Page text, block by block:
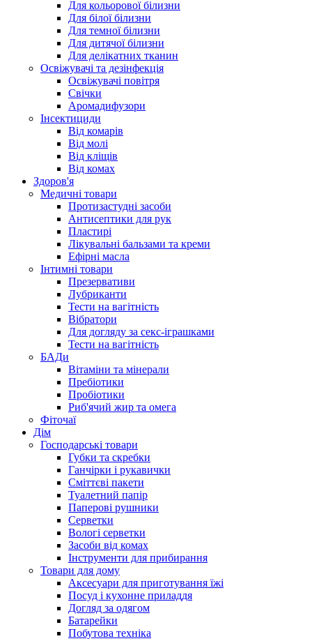
Для кольорової білизни
Для білої білизни
Для темної білизни
Для дитячої білизни
Для делікатних тканин
Освіжувачі та дезінфекція
Освіжувачі повітря
Свічки
Аромадифузори
Інсектициди
Від комарів
Від молі
Від кліщів
Від комах
Здоров'я
Медичні товари
Протизастудні засоби
Антисептики для рук
Пластирі
Лікувальні бальзами та креми
Ефірні масла
Інтимні товари
Презервативи
Лубриканти
Тести на вагітність
Вібратори
Для догляду за секс-іграшками
Тести на вагітність
БАДи
Вітаміни та мінерали
Пребіотики
Пробіотики
Риб'ячий жир та омега
Фіточаї
Дім
Господарські товари
Губки та скребки
Ганчірки і рукавички
Сміттєві пакети
Туалетний папір
Паперові рушники
Серветки
Вологі серветки
Засоби від комах
Інструменти для прибирання
Товари для дому
Аксесуари для приготування їжі
Посуд і кухонне приладдя
Догляд за одягом
Батарейки
Побутова техніка